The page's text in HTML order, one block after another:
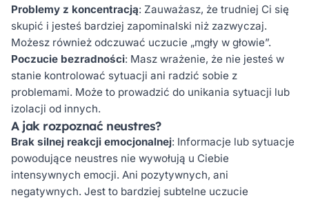
Problemy z koncentracją: Zauważasz, że trudniej Ci się
skupić i jesteś bardziej zapominalski niż zazwyczaj.
Możesz również odczuwać uczucie „mgły w głowie”.
Poczucie bezradności: Masz wrażenie, że nie jesteś w
stanie kontrolować sytuacji ani radzić sobie z
problemami. Może to prowadzić do unikania sytuacji lub
izolacji od innych.
A jak rozpoznać neustres?
Brak silnej reakcji emocjonalnej: Informacje lub sytuacje
powodujące neustres nie wywołują u Ciebie
intensywnych emocji. Ani pozytywnych, ani
negatywnych. Jest to bardziej subtelne uczucie